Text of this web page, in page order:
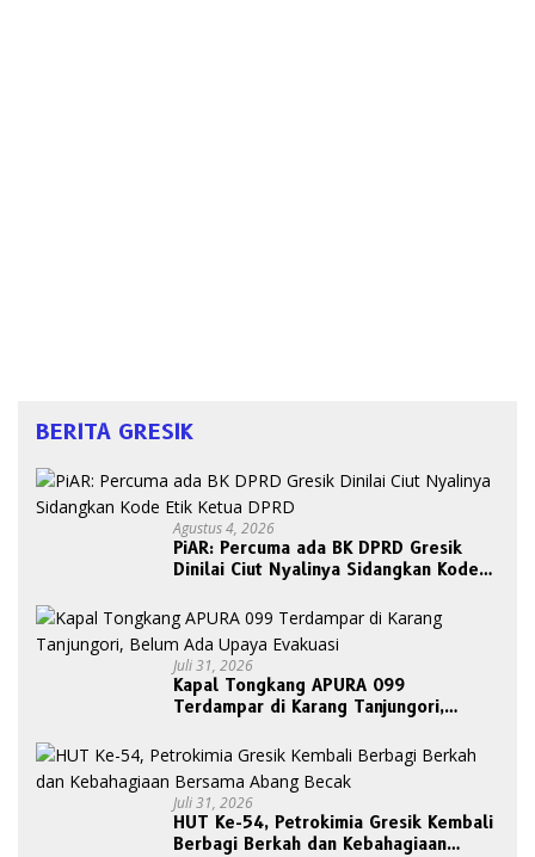
BERITA GRESIK
Agustus 4, 2026
PiAR: Percuma ada BK DPRD Gresik
Dinilai Ciut Nyalinya Sidangkan Kode
Juli 31, 2026
Kapal Tongkang APURA 099
Terdampar di Karang Tanjungori,
Juli 31, 2026
HUT Ke-54, Petrokimia Gresik Kembali
Berbagi Berkah dan Kebahagiaan